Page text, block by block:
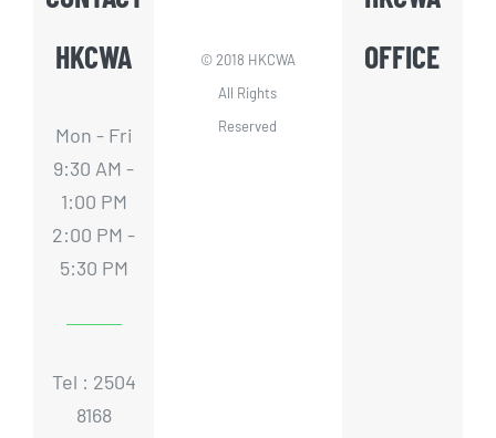
HKCWA
Mon - Fri
9:30 AM -
1:00 PM
2:00 PM -
5:30 PM
Tel : 2504
8168
© 2018 HKCWA
All Rights
Reserved
OFFICE